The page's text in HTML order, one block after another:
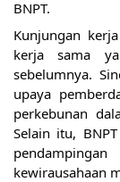
BNPT.
Kunjungan
kerja sama
sebelumnya.
upaya
perkebunan
Selain itu,
kewirausahaan